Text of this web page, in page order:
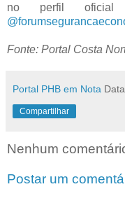
no perfil oficial
Fonte: Portal Costa
Portal PHB em Nota Data
Compartilhar
Nenhum
Postar um